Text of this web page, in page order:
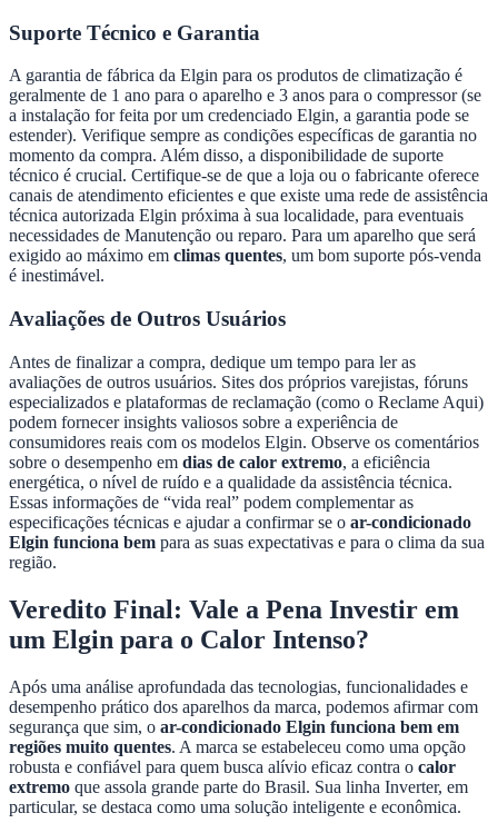
Suporte Técnico e Garantia
A garantia de fábrica da Elgin para os produtos de climatização é
geralmente de 1 ano para o aparelho e 3 anos para o compressor (se
a instalação for feita por um credenciado Elgin, a garantia pode se
estender). Verifique sempre as condições específicas de garantia no
momento da compra. Além disso, a disponibilidade de suporte
técnico é crucial. Certifique-se de que a loja ou o fabricante oferece
canais de atendimento eficientes e que existe uma rede de assistência
técnica autorizada Elgin próxima à sua localidade, para eventuais
necessidades de Manutenção ou reparo. Para um aparelho que será
exigido ao máximo em climas quentes, um bom suporte pós-venda
é inestimável.
Avaliações de Outros Usuários
Antes de finalizar a compra, dedique um tempo para ler as
avaliações de outros usuários. Sites dos próprios varejistas, fóruns
especializados e plataformas de reclamação (como o Reclame Aqui)
podem fornecer insights valiosos sobre a experiência de
consumidores reais com os modelos Elgin. Observe os comentários
sobre o desempenho em dias de calor extremo, a eficiência
energética, o nível de ruído e a qualidade da assistência técnica.
Essas informações de “vida real” podem complementar as
especificações técnicas e ajudar a confirmar se o ar-condicionado
Elgin funciona bem para as suas expectativas e para o clima da sua
região.
Veredito Final: Vale a Pena Investir em
um Elgin para o Calor Intenso?
Após uma análise aprofundada das tecnologias, funcionalidades e
desempenho prático dos aparelhos da marca, podemos afirmar com
segurança que sim, o ar-condicionado Elgin funciona bem em
regiões muito quentes. A marca se estabeleceu como uma opção
robusta e confiável para quem busca alívio eficaz contra o calor
extremo que assola grande parte do Brasil. Sua linha Inverter, em
particular, se destaca como uma solução inteligente e econômica.